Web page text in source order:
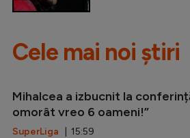
Cele mai noi știri
Mihalcea a izbucnit la
omorât vreo 6 oameni!”
SuperLiga | 15:59